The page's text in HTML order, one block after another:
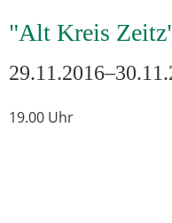
"Alt Kreis
19.00 Uhr